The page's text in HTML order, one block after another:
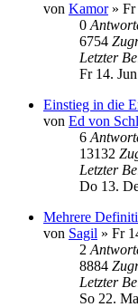
von Kamor» Fr
0
6754
Letzter
Fr 14.
Einstieg in die
von Ed von
6
13132
Letzter
Do 13.
Mehrere
von Sagil » Fr
2
8884
Letzter
So 22.